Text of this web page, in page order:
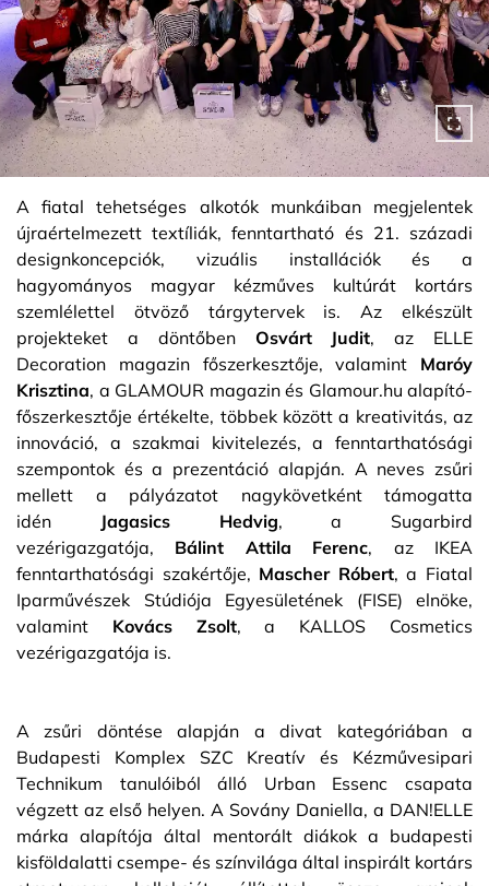
A fiatal tehetséges alkotók munkáiban megjelentek
újraértelmezett textíliák, fenntartható és 21. századi
designkoncepciók, vizuális installációk és a
hagyományos magyar kézműves kultúrát kortárs
szemlélettel ötvöző tárgytervek is. Az elkészült
projekteket a döntőben Osvárt Judit, az ELLE
Decoration magazin főszerkesztője, valamint Maróy
Krisztina, a GLAMOUR magazin és Glamour.hu alapító-
főszerkesztője értékelte, többek között a kreativitás, az
innováció, a szakmai kivitelezés, a fenntarthatósági
szempontok és a prezentáció alapján. A neves zsűri
mellett a pályázatot nagykövetként támogatta
idén
Jagasics Hedvig, a Sugarbird
vezérigazgatója, Bálint Attila Ferenc, az IKEA
fenntarthatósági szakértője, Mascher Róbert, a Fiatal
Iparművészek Stúdiója Egyesületének (FISE) elnöke,
valamint Kovács Zsolt, a KALLOS Cosmetics
vezérigazgatója is.
A zsűri döntése alapján a divat kategóriában a
Budapesti Komplex SZC Kreatív és Kézművesipari
Technikum tanulóiból álló Urban Essenc csapata
végzett az első helyen. A Sovány Daniella, a DAN!ELLE
márka alapítója által mentorált diákok a budapesti
kisföldalatti csempe- és színvilága által inspirált kortárs